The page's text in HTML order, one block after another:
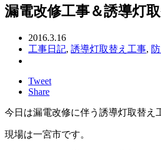
漏電改修工事＆誘導灯
2016.3.16
工事日記, 誘導灯取替え工事,
Tweet
Share
今日は漏電改修に伴う誘導灯取替え
現場は一宮市です。